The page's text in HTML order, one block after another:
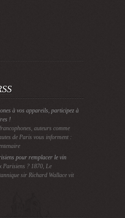
à vos appareils, participez à
!
auteurs comme
de Paris vous informent :
pour remplacer le vin
Parisiens ? 1870, Le
sir Richard Wallace vit